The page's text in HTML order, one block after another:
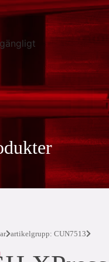
artikelgrupp: CUN7513